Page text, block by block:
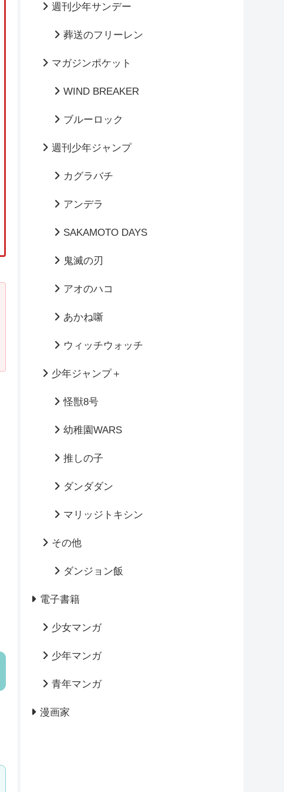
週刊少年サンデー
葬送のフリーレン
マガジンポケット
WIND BREAKER
ブルーロック
週刊少年ジャンプ
カグラバチ
アンデラ
SAKAMOTO DAYS
鬼滅の刃
アオのハコ
あかね噺
ウィッチウォッチ
少年ジャンプ＋
怪獣8号
幼稚園WARS
推しの子
ダンダダン
マリッジトキシン
その他
ダンジョン飯
電子書籍
少女マンガ
少年マンガ
青年マンガ
漫画家